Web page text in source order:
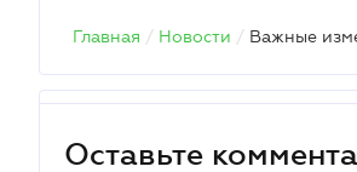
Главная / Новости /
Оставьте